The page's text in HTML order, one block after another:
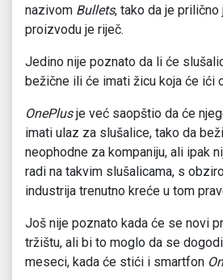
nazivom Bullets, tako da je
proizvodu je riječ.
Jedino nije poznato da li će
bežične ili će imati žicu koja će ići
OnePlusje već saopštio da će
imati ulaz za slušalice, tako da
neophodne za kompaniju, ali ipak
radi na takvim slušalicama, s
industrija trenutno kreće u tom
Još nije poznato kada će se novi
tržištu, ali bi to moglo da se
meseci, kada će stići i smartfon